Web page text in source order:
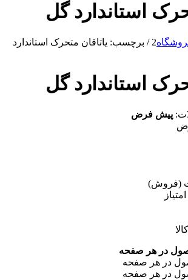
استاندارد گل
2
/ برچسب: یاتاقان متحرک استاندارد
استاندارد گل
پیش فرض
(فروش)